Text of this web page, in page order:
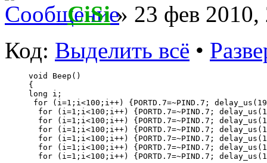
CiSi» 23 фев 2010,
Код: Выделить всё •
void Beep()
{
long i;
for (i=1;i<100;i++) {PORTD.7=~PIND.7;
for (i=1;i<100;i++) {PORTD.7=~PIND.7;
for (i=1;i<100;i++) {PORTD.7=~PIND.7;
for (i=1;i<100;i++) {PORTD.7=~PIND.7;
for (i=1;i<100;i++) {PORTD.7=~PIND.7;
for (i=1;i<100;i++) {PORTD.7=~PIND.7;
for (i=1;i<100;i++) {PORTD.7=~PIND.7;